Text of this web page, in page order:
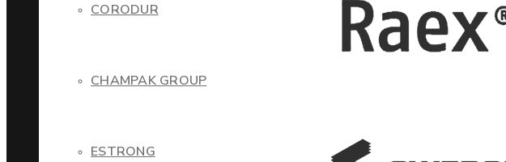
CORODUR
CHAMPAK GROUP
ESTRONG